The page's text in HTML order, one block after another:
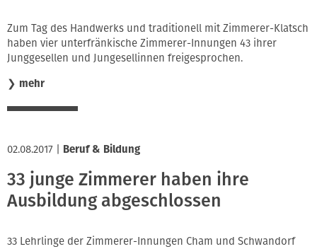
Zum Tag des Handwerks und traditionell mit Zimmerer-Klatsch
haben vier unterfränkische Zimmerer-Innungen 43 ihrer
Junggesellen und Jungesellinnen freigesprochen.
❯ mehr
02.08.2017 Beruf & Bildung
33 junge Zimmerer haben ihre
Ausbildung abgeschlossen
33 Lehrlinge der Zimmerer-Innungen Cham und Schwandorf